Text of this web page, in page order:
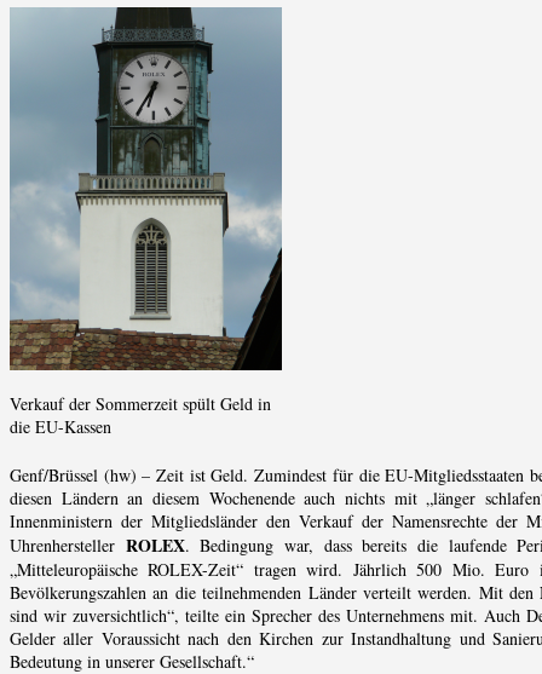
Verkauf der Sommerzeit spült Geld in
die EU-Kassen
Genf/Brüssel (hw) – Zeit ist Geld. Zumindest für die EU-Mitgliedsstaaten
diesen Ländern an diesem Wochenende auch nichts mit „länger
Innenministern der Mitgliedsländer den Verkauf der Namensrechte der
Uhrenhersteller ROLEX. Bedingung war, dass bereits die laufende
„Mitteleuropäische ROLEX-Zeit“ tragen wird. Jährlich 500 Mio.
Bevölkerungszahlen an die teilnehmenden Länder verteilt werden. Mit
sind wir zuversichtlich“, teilte ein Sprecher des Unternehmens mit. Auch
Gelder aller Voraussicht nach den Kirchen zur Instandhaltung und
Bedeutung in unserer Gesellschaft.“